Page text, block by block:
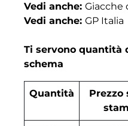
Vedi anche: Giacche
Vedi anche: GP Italia
Ti servono quantità
schema
Quantità
Prezzo